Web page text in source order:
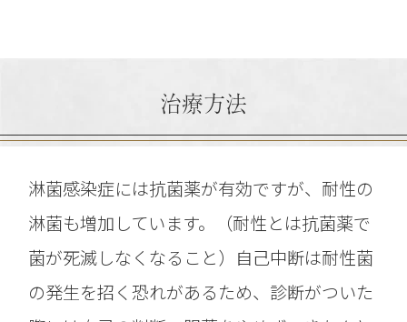
治療方法
淋菌感染症には抗菌薬が有効ですが、耐性の
淋菌も増加しています。（耐性とは抗菌薬で
菌が死滅しなくなること）自己中断は耐性菌
の発生を招く恐れがあるため、診断がついた